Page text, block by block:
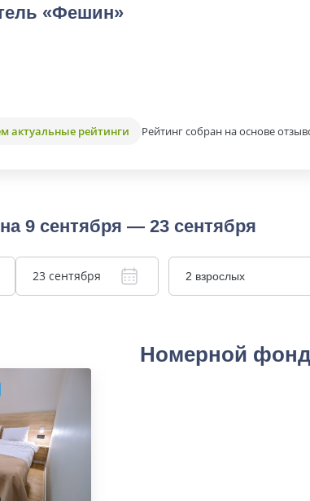
«Фешин»
актуальные рейтинги Рейтинг собран на основе
9 сентября — 23 сентября
23 сентября 2 взрослых
Номерной фонд